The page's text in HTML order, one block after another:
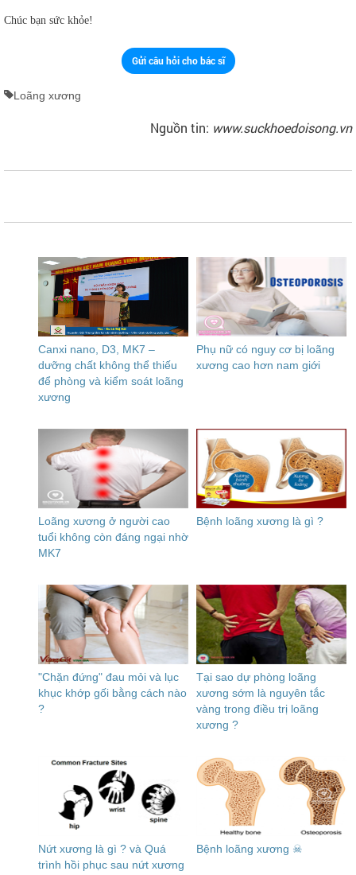
Chúc bạn sức khỏe!
Gửi câu hỏi cho bác sĩ
Loãng xương
Nguồn tin: www.suckhoedoisong.vn
Canxi nano, D3, MK7 –
dưỡng chất không thể thiếu
để phòng và kiểm soát loãng
xương
Phụ nữ có nguy cơ bị loãng
xương cao hơn nam giới
Loãng xương ở người cao
tuổi không còn đáng ngại nhờ
MK7
Bệnh loãng xương là gì ?
"Chặn đứng" đau mỏi và lục
khục khớp gối bằng cách nào
?
Tại sao dự phòng loãng
xương sớm là nguyên tắc
vàng trong điều trị loãng
xương ?
Nứt xương là gì ? và Quá
trình hồi phục sau nứt xương
Bệnh loãng xương ☠